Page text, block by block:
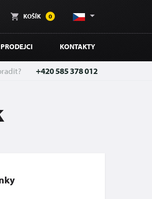
KOŠÍK 0
PRODEJCI KONTAKTY
+420 585 378 012